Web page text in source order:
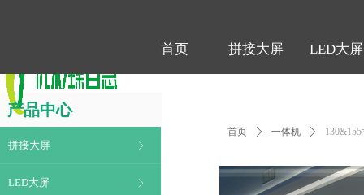
首页 拼接大屏 LED大屏
首页 ꄲ 一体机 ꄲ
拼接大屏 ꁕ
LED大屏 ꁕ
产品中心